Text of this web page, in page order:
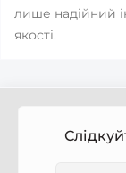
лише надійний
якості.